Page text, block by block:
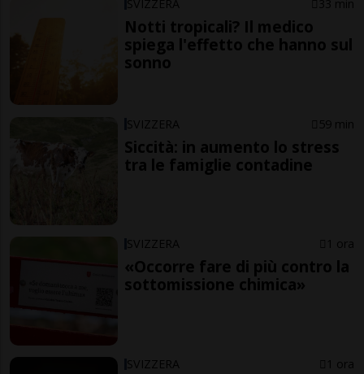
SVIZZERA 33 min
Notti tropicali? Il medico
spiega l'effetto che hanno sul
sonno
SVIZZERA 59 min
Siccità: in aumento lo stress
tra le famiglie contadine
SVIZZERA 1 ora
«Occorre fare di più contro la
sottomissione chimica»
SVIZZERA 1 ora